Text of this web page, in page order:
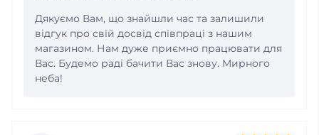
Дякуємо Вам, що знайшли час та залишили
відгук про свій досвід співпраці з нашим
магазином. Нам дуже приємно працювати для
Вас. Будемо раді бачити Вас знову. Мирного
неба!